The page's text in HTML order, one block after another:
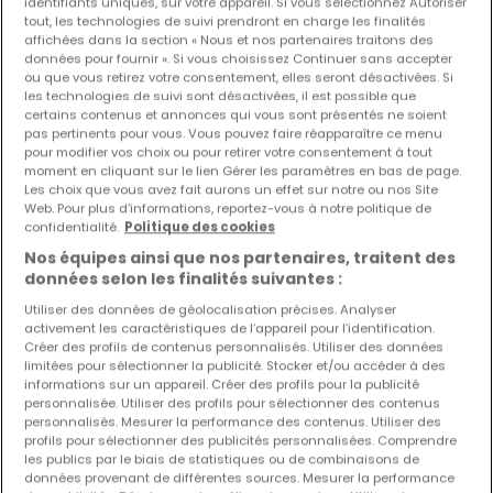
Les nouvelles annonces et baisses de prix en
avant première !
Activez une alerte sur cette recherche pour recevoir les
nouveaux biens ainsi que les changements de prix dans
votre boite email !
Créez une alerte
Modifiez vos critères de recherche pour plus
de résultats
Autres types de maisons en location à
tout, les technologies de suivi prendront en charge les finalités
affichées dans la section « Nous et nos partenaires traitons des
données pour fournir ». Si vous choisissez Continuer sans accepter
ou que vous retirez votre consentement, elles seront désactivées. Si
les technologies de suivi sont désactivées, il est possible que
certains contenus et annonces qui vous sont présentés ne soient
pas pertinents pour vous. Vous pouvez faire réapparaître ce menu
pour modifier vos choix ou pour retirer votre consentement à tout
moment en cliquant sur le lien Gérer les paramètres en bas de page.
Les choix que vous avez fait aurons un effet sur notre ou nos Site
Web. Pour plus d’informations, reportez-vous à notre politique de
confidentialité. Politique des cookies
Nos équipes ainsi que nos partenaires, traitent des
données selon les finalités suivantes :
Utiliser des données de géolocalisation précises. Analyser
activement les caractéristiques de l’appareil pour l’identification.
Créer des profils de contenus personnalisés. Utiliser des données
limitées pour sélectionner la publicité. Stocker et/ou accéder à des
informations sur un appareil. Créer des profils pour la publicité
personnalisée. Utiliser des profils pour sélectionner des contenus
personnalisés. Mesurer la performance des contenus. Utiliser des
profils pour sélectionner des publicités personnalisées. Comprendre
les publics par le biais de statistiques ou de combinaisons de
données provenant de différentes sources. Mesurer la performance